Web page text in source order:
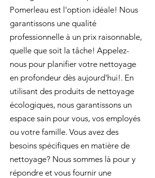
Pomerleau est l'option idéale! Nous
garantissons une qualité
professionnelle à un prix raisonnable,
quelle que soit la tâche! Appelez-
nous pour planifier votre nettoyage
en profondeur dès aujourd'hui!. En
utilisant des produits de nettoyage
écologiques, nous garantissons un
espace sain pour vous, vos employés
ou votre famille. Vous avez des
besoins spécifiques en matière de
nettoyage? Nous sommes là pour y
répondre et vous fournir une